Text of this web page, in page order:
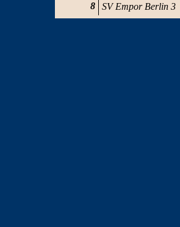
8
SV Empor Berlin 3